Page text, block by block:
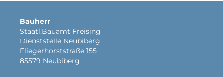
Bauherr
Staatl.Bauamt Freising
Dienststelle Neubiberg
Fliegerhorststraße 155
85579 Neubiberg